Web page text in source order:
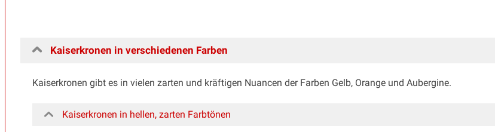
Kaiserkronen in verschiedenen Farben
Kaiserkronen gibt es in vielen zarten und kräftigen Nuancen der Farben Gelb, Orange und Aubergine.
Kaiserkronen in hellen, zarten Farbtönen